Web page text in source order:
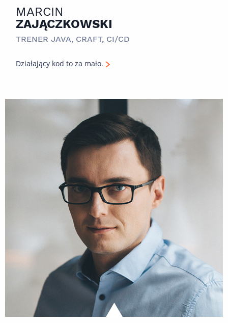
MARCIN
ZAJĄCZKOWSKI
TRENER JAVA, CRAFT, CI/CD
Działający kod to za mało.